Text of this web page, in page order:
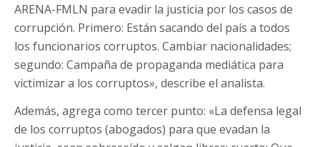
ARENA-FMLN para evadir la justicia por los casos de
corrupción. Primero: Están sacando del país a todos
los funcionarios corruptos. Cambiar nacionalidades;
segundo: Campaña de propaganda mediática para
victimizar a los corruptos», describe el analista.
Además, agrega como tercer punto: «La defensa legal
de los corruptos (abogados) para que evadan la